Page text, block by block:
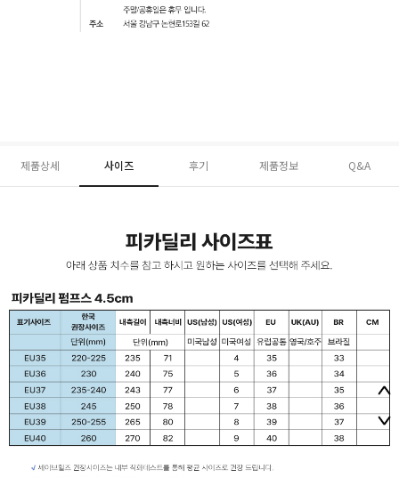
제품상세 사이즈 후기 제품정보 Q&A